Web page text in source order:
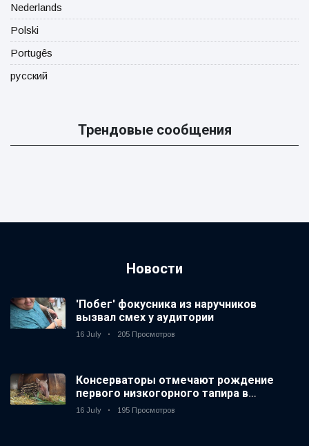
Nederlands
Polski
Portugês
русский
Трендовые сообщения
Новости
'Побег' фокусника из наручников
вызвал смех у аудитории
16 July 205 Просмотров
Консерваторы отмечают рождение
первого низкогорного тапира в
зоопарке Великобритании за 14 лет
16 July 195 Просмотров